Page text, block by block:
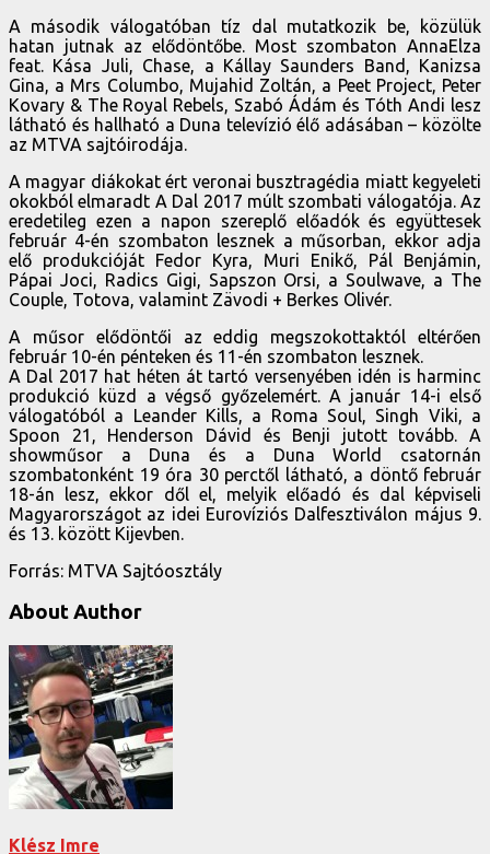
A második válogatóban tíz dal mutatkozik be, közülük
hatan jutnak az elődöntőbe. Most szombaton AnnaElza
feat. Kása Juli, Chase, a Kállay Saunders Band, Kanizsa
Gina, a Mrs Columbo, Mujahid Zoltán, a Peet Project, Peter
Kovary & The Royal Rebels, Szabó Ádám és Tóth Andi lesz
látható és hallható a Duna televízió élő adásában – közölte
az MTVA sajtóirodája.
A magyar diákokat ért veronai busztragédia miatt kegyeleti
okokból elmaradt A Dal 2017 múlt szombati válogatója. Az
eredetileg ezen a napon szereplő előadók és együttesek
február 4-én szombaton lesznek a műsorban, ekkor adja
elő produkcióját Fedor Kyra, Muri Enikő, Pál Benjámin,
Pápai Joci, Radics Gigi, Sapszon Orsi, a Soulwave, a The
Couple, Totova, valamint Zävodi + Berkes Olivér.
A műsor elődöntői az eddig megszokottaktól eltérően
február 10-én pénteken és 11-én szombaton lesznek.
A Dal 2017 hat héten át tartó versenyében idén is harminc
produkció küzd a végső győzelemért. A január 14-i első
válogatóból a Leander Kills, a Roma Soul, Singh Viki, a
Spoon 21, Henderson Dávid és Benji jutott tovább. A
showműsor a Duna és a Duna World csatornán
szombatonként 19 óra 30 perctől látható, a döntő február
18-án lesz, ekkor dől el, melyik előadó és dal képviseli
Magyarországot az idei Eurovíziós Dalfesztiválon május 9.
és 13. között Kijevben.
Forrás: MTVA Sajtóosztály
About Author
Klész Imre